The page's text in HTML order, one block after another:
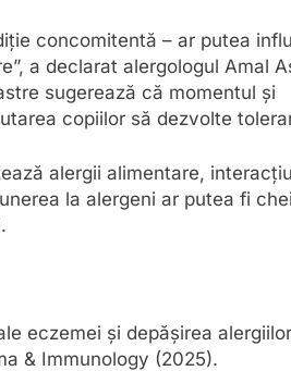
concomitentă – ar putea
a declarat alergologul Amal
sugerează că momentul și
copiilor să dezvolte
alergii alimentare,
la alergeni ar putea fi
eczemei și depășirea alergiilor
& Immunology (2025).